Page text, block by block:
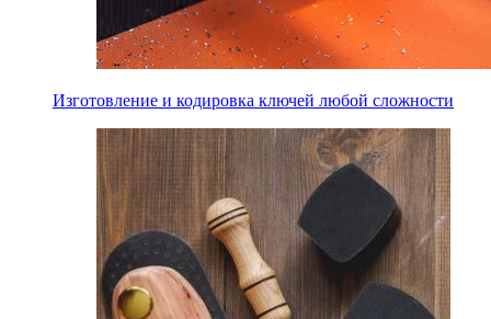
Изготовление и кодировка ключей любой сложности